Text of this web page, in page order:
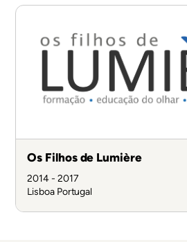
Os Filhos de Lumière
2014 - 2017
Lisboa Portugal